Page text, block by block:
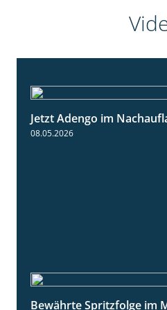
Jetzt Adengo im
08.05.2026
Bewährte Spritzfolge im